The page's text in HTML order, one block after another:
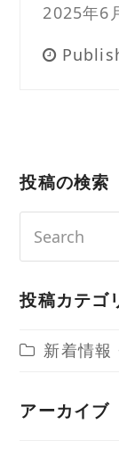
2025年6
投稿の検索
投稿カテゴ
新着情報
アーカイブ